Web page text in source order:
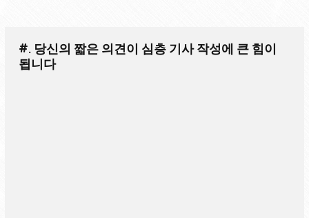
#. 당신의 짧은 의견이 심층 기사 작성에 큰 힘이
됩니다